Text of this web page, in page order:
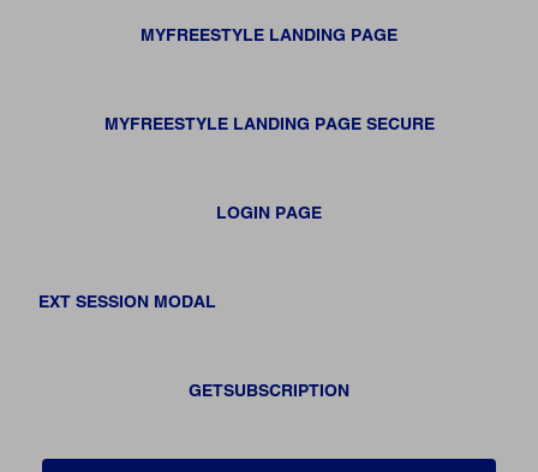
MYFREESTYLE LANDING PAGE
MYFREESTYLE LANDING PAGE SECURE
LOGIN PAGE
EXT SESSION MODAL
GETSUBSCRIPTION